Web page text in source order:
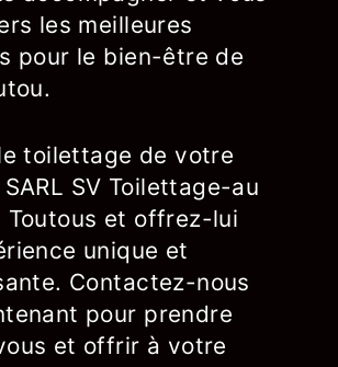
les meilleures
pour le bien-être de
toilettage de votre
SV Toilettage-au
Toutous et offrez-lui
unique et
Contactez-nous
pour prendre
et offrir à votre